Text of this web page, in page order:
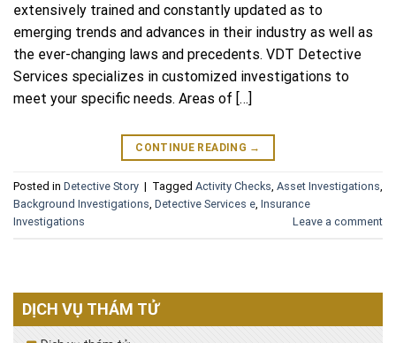
extensively trained and constantly updated as to
emerging trends and advances in their industry as well as
the ever-changing laws and precedents. VDT Detective
Services specializes in customized investigations to
meet your specific needs. Areas of […]
CONTINUE READING →
Posted in Detective Story | Tagged Activity Checks, Asset Investigations,
Background Investigations, Detective Services e, Insurance
Investigations
Leave a comment
DỊCH VỤ THÁM TỬ